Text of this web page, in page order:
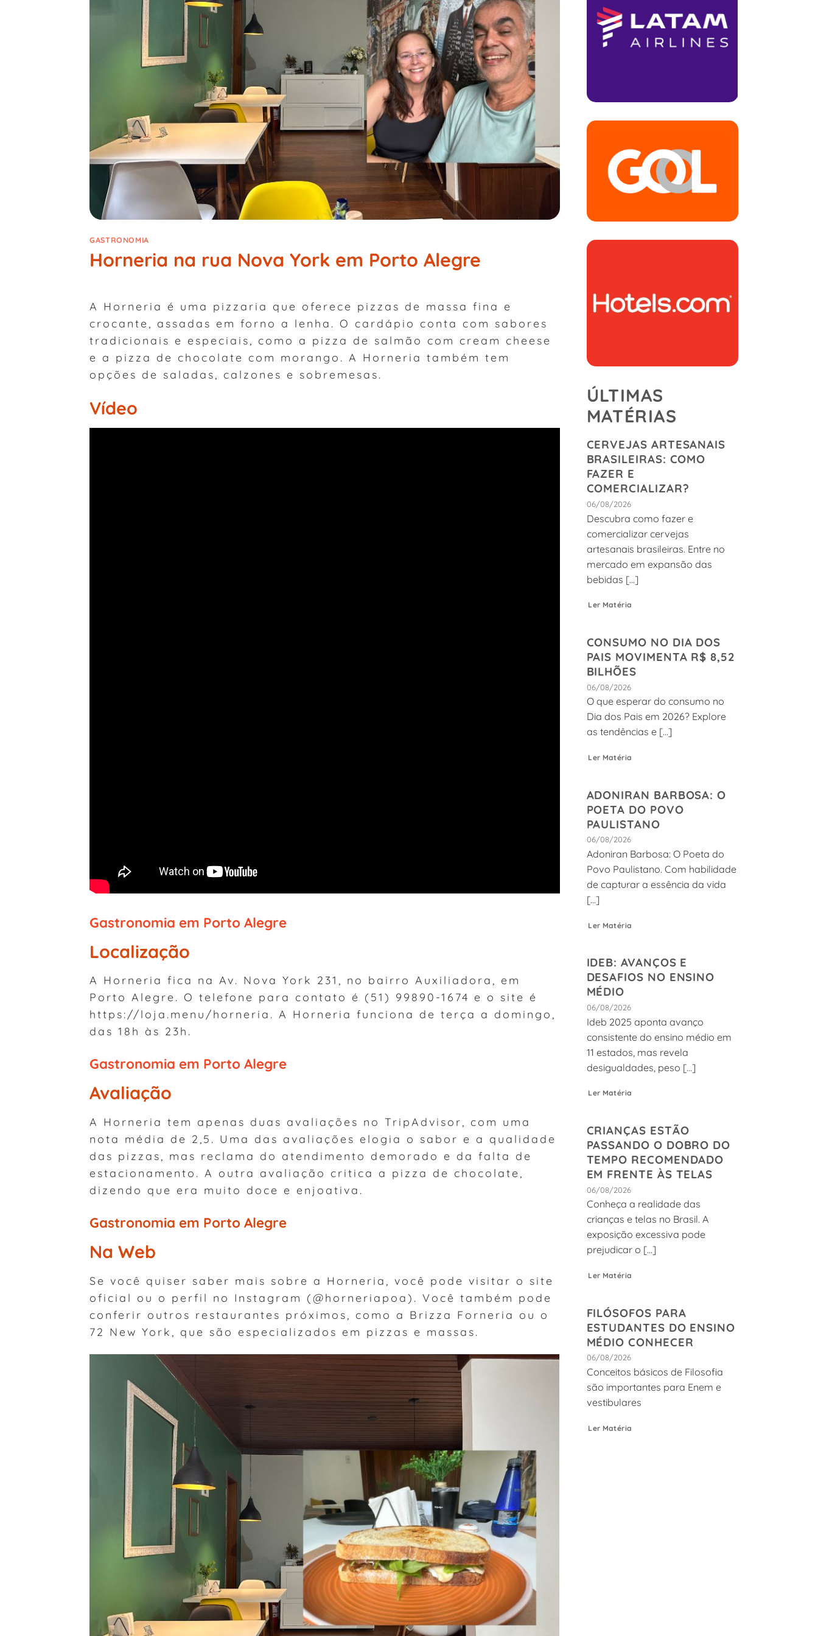
GASTRONOMIA
Horneria na rua Nova York em Porto Alegre
A Horneria é uma pizzaria que oferece pizzas de massa fina e
crocante, assadas em forno a lenha. O cardápio conta com sabores
tradicionais e especiais, como a pizza de salmão com cream cheese
e a pizza de chocolate com morango. A Horneria também tem
opções de saladas, calzones e sobremesas.
Vídeo
Gastronomia em Porto Alegre
Localização
A Horneria fica na Av. Nova York 231, no bairro Auxiliadora, em
Porto Alegre. O telefone para contato é (51) 99890-1674 e o site é
https://loja.menu/horneria. A Horneria funciona de terça a domingo,
das 18h às 23h.
Gastronomia em Porto Alegre
Avaliação
A Horneria tem apenas duas avaliações no TripAdvisor, com uma
nota média de 2,5. Uma das avaliações elogia o sabor e a qualidade
das pizzas, mas reclama do atendimento demorado e da falta de
estacionamento. A outra avaliação critica a pizza de chocolate,
dizendo que era muito doce e enjoativa.
Gastronomia em Porto Alegre
Na Web
Se você quiser saber mais sobre a Horneria, você pode visitar o site
oficial ou o perfil no Instagram (@horneriapoa). Você também pode
conferir outros restaurantes próximos, como a Brizza Forneria ou o
72 New York, que são especializados em pizzas e massas.
ÚLTIMAS
MATÉRIAS
CERVEJAS ARTESANAIS
BRASILEIRAS: COMO
FAZER E
COMERCIALIZAR?
06/08/2026
Descubra como fazer e
comercializar cervejas
artesanais brasileiras. Entre no
mercado em expansão das
bebidas [...]
Ler Matéria
CONSUMO NO DIA DOS
PAIS MOVIMENTA R$ 8,52
BILHÕES
06/08/2026
O que esperar do consumo no
Dia dos Pais em 2026? Explore
as tendências e [...]
Ler Matéria
ADONIRAN BARBOSA: O
POETA DO POVO
PAULISTANO
06/08/2026
Adoniran Barbosa: O Poeta do
Povo Paulistano. Com habilidade
de capturar a essência da vida
[...]
Ler Matéria
IDEB: AVANÇOS E
DESAFIOS NO ENSINO
MÉDIO
06/08/2026
Ideb 2025 aponta avanço
consistente do ensino médio em
11 estados, mas revela
desigualdades, peso [...]
Ler Matéria
CRIANÇAS ESTÃO
PASSANDO O DOBRO DO
TEMPO RECOMENDADO
EM FRENTE ÀS TELAS
06/08/2026
Conheça a realidade das
crianças e telas no Brasil. A
exposição excessiva pode
prejudicar o [...]
Ler Matéria
FILÓSOFOS PARA
ESTUDANTES DO ENSINO
MÉDIO CONHECER
06/08/2026
Conceitos básicos de Filosofia
são importantes para Enem e
vestibulares
Ler Matéria